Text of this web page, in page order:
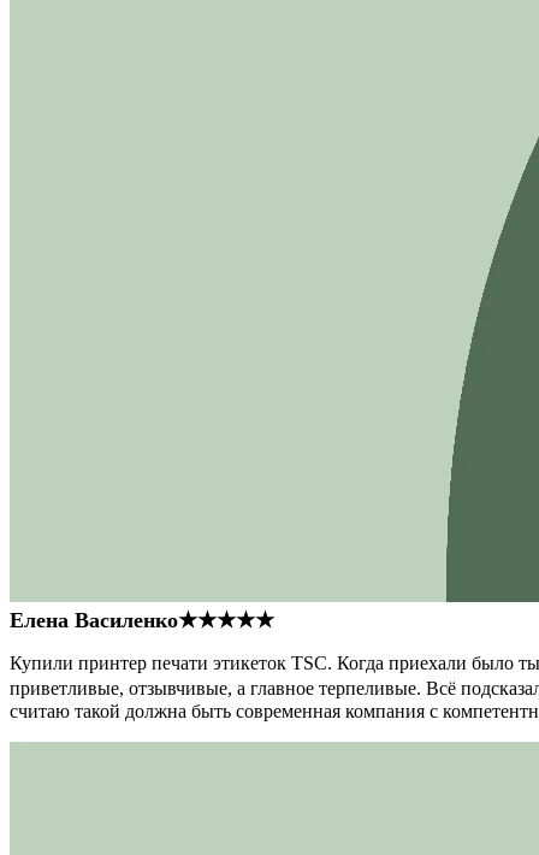
Елена Василенко★★★★★
Купили принтер печати этикеток TSC. Когда приехали было
приветливые, отзывчивые, а главное терпеливые. Всё
считаю такой должна быть современная компания с